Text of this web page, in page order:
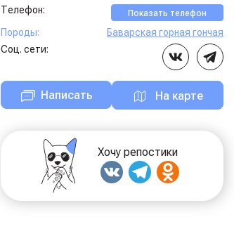
Телефон:
Показать телефон
Породы:
Баварская горная гончая
Соц. сети:
Написать На карте
Хочу репостики